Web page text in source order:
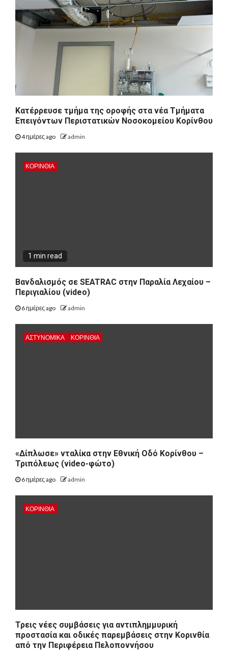
Kατέρρευσε τμήμα της οροφής στα νέα Τμήματα
Επειγόντων Περιστατικών Νοσοκομείου Κορίνθου
4 ημέρες ago admin
ΚΟΡΙΝΘΊΑ
1 min read
Βανδαλισμός σε SEATRAC στην Παραλία Λεχαίου –
Περιγιαλίου (video)
6 ημέρες ago admin
ΑΣΤΥΝΟΜΙΚΑ ΚΟΡΙΝΘΊΑ
«Δίπλωσε» νταλίκα στην Εθνική Oδό Κορίνθου –
Τριπόλεως (video-φώτο)
6 ημέρες ago admin
ΚΟΡΙΝΘΊΑ
Τρεις νέες συμβάσεις για αντιπλημμυρική
προστασία και οδικές παρεμβάσεις στην Κορινθία
από την Περιφέρεια Πελοποννήσου